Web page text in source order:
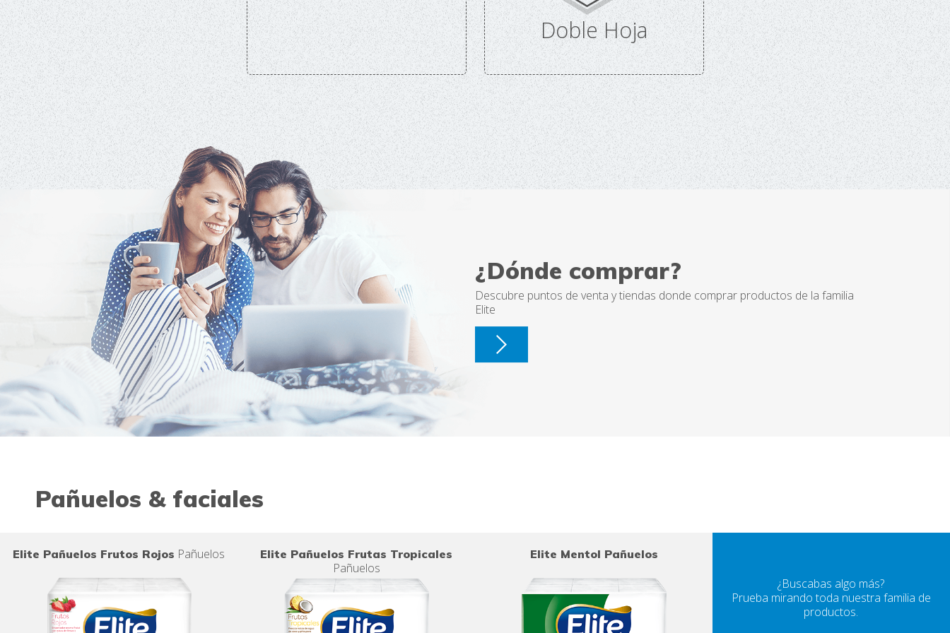
Doble Hoja
¿Dónde comprar?
Descubre puntos de venta y tiendas donde comprar productos de la familia
Elite
Pañuelos & faciales
Elite Pañuelos Frutos Rojos Pañuelos Elite Pañuelos Frutas Tropicales
Pañuelos
Elite Mentol Pañuelos
¿Buscabas algo más?
Prueba mirando toda nuestra familia de
productos.